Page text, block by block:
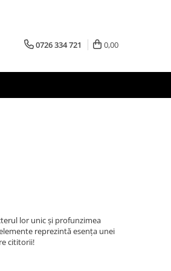
0726 334 721 0,00
lor unic și profunzimea
reprezintă esența unei
cititorii!